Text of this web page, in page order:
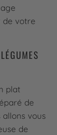
de votre
plat
de
vous
de